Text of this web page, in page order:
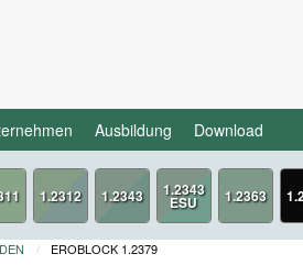
Ausbildung Download
EROBLOCK 1.2379